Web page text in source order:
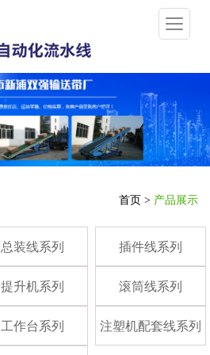
首页 > 产品展示
总装线系列 插件线系列
提升机系列 滚筒线系列
工作台系列 注塑机配套线系列